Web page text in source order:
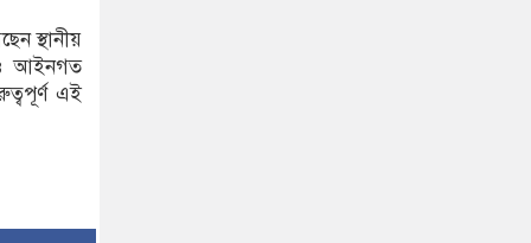
স্থানীয়
ও আইনগত
এই